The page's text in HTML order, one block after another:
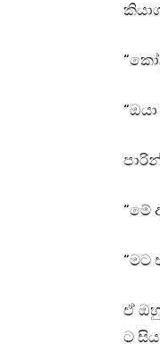
“මේ
“මට
ඒ
ට